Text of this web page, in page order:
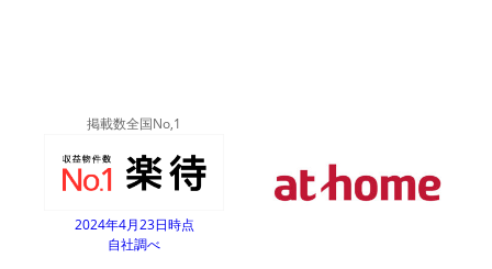
掲載数全国No,1
2024年4月23日時点
自社調べ